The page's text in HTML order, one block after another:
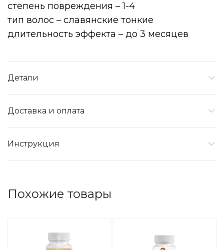
степень повреждения – 1-4
тип волос – славянские тонкие
длительность эффекта – до 3 месяцев
Детали
Доставка и оплата
Инструкция
Похожие товары